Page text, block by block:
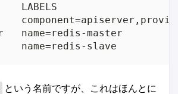
LABELS
name=redis-master
name=redis-slave
という名前ですが、これはほんとに